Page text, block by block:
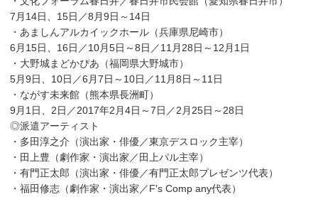
7月14日、15日／8月9日～14日
・あましんアルカイックホール（兵庫県尼崎市）
6月15日、16日／10月5日～8日／11月28日～12月1日
・大野城まどかぴあ（福岡県大野城市）
5月9日、10日／6月7日～10日／11月8日～11日
・ながす未来館（熊本県長洲町）
9月1日、2日／2017年2月4日～7日／2月25日～28日
◎派遣アーティスト
・多田淳之介（演出家・俳優／東京デスロック主宰）
・田上豊（劇作家・演出家／田上パル主宰）
・有門正太郎（演出家・俳優／有門正太郎プレゼンツ代表）
・福田修志（劇作家・演出家／F's Comp any代表）